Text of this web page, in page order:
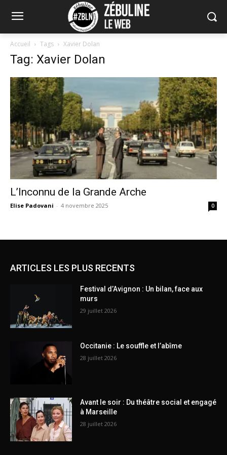
Accueil Tags Xavier Dolan
Tag: Xavier Dolan
L’Inconnu de la Grande Arche
Elise Padovani - 4 novembre 2025 0
ARTICLES LES PLUS RECENTS
Festival d’Avignon : Un bilan, face aux
murs
29 juillet 2026
Occitanie : Le souffle et l’abîme
28 juillet 2026
Avant le soir : Du théâtre social et engagé
à Marseille
28 juillet 2026